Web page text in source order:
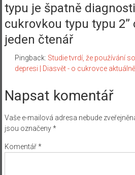
typu je špatně
cukrovkou typu typu 2
jeden čtenář
Pingback: Studie tvrdí, že používání
depresi | Diasvět - o cukrovce aktuálně
Napsat komentář
Vaše e-mailová adresa nebude
jsou označeny*
Komentář*